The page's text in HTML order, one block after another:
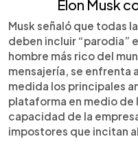
Elon Musk
Musk señaló que todas
deben incluir “parodia”
hombre más rico del
mensajería, se enfrenta
medida los principales
plataforma en medio de
capacidad de la
impostores que incitan